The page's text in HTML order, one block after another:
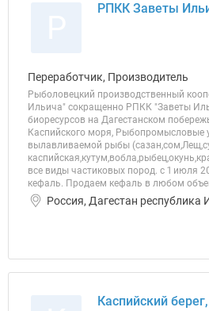
РПКК Заветы
Переработчик, Производитель
Рыболовецкий производственный
Ильича" сокращенно РПКК "Заветы
биоресурсов на Дагестанском
Каспийского моря, Рыбопромысловые
вылавливаемой рыбы
все виды частиковых пород. с 1 июля
кефаль. Продаем кефаль в любом
Россия, Дагестан республика
Каспийский